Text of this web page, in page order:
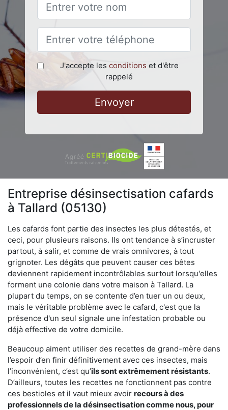
J'accepte les conditions et d'être
rappelé
Envoyer
Entreprise désinsectisation cafards
à Tallard (05130)
Les cafards font partie des insectes les plus détestés, et
ceci, pour plusieurs raisons. Ils ont tendance à s’incruster
partout, à salir, et comme de vrais omnivores, à tout
grignoter. Les dégâts que peuvent causer ces bêtes
deviennent rapidement incontrôlables surtout lorsqu'elles
forment une colonie dans votre maison à Tallard. La
plupart du temps, on se contente d’en tuer un ou deux,
mais le véritable problème avec le cafard, c'est que la
présence d'un seul signale une infestation probable ou
déjà effective de votre domicile.
Beaucoup aiment utiliser des recettes de grand-mère dans
l’espoir d’en finir définitivement avec ces insectes, mais
l’inconvénient, c’est qu’ils sont extrêmement résistants.
D’ailleurs, toutes les recettes ne fonctionnent pas contre
ces bestioles et il vaut mieux avoir recours à des
professionnels de la désinsectisation comme nous, pour